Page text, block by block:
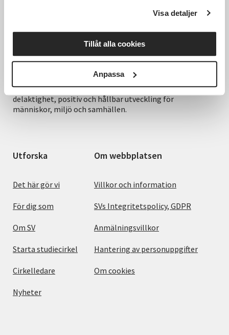
Visa detaljer
Tillåt alla cookies
Anpassa
Hela Sveriges studieförbund - Vi är en central
samhällsaktör som bidrar till demokrati och
delaktighet, positiv och hållbar utveckling för
människor, miljö och samhällen.
Utforska
Det här gör vi
För dig som
Om SV
Starta studiecirkel
Cirkelledare
Nyheter
Om webbplatsen
Villkor och information
SVs Integritetspolicy, GDPR
Anmälningsvillkor
Hantering av personuppgifter
Om cookies